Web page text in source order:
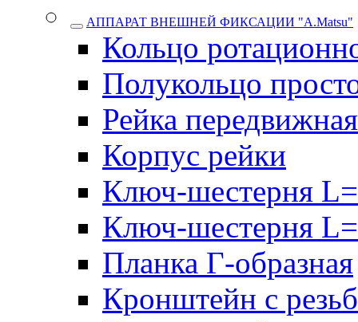
АППАРАТ ВНЕШНЕЙ ФИКСАЦИИ "A.Matsu"
Кольцо
Полукольцо
Рейка передвижная
Корпус рейки
Ключ-шестерня
Ключ-шестерня
Планка Г-образная
Кронштейн с